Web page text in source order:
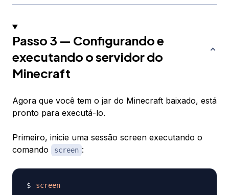
Passo 3 — Configurando e
executando o servidor do
Minecraft
Agora que você tem o jar do Minecraft baixado, está
pronto para executá-lo.
Primeiro, inicie uma sessão screen executando o
comando
screen :
screen